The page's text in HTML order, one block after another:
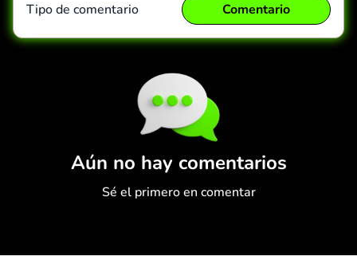
Aún no hay comentarios
Sé el primero en comentar
Tipo de comentario Comentario